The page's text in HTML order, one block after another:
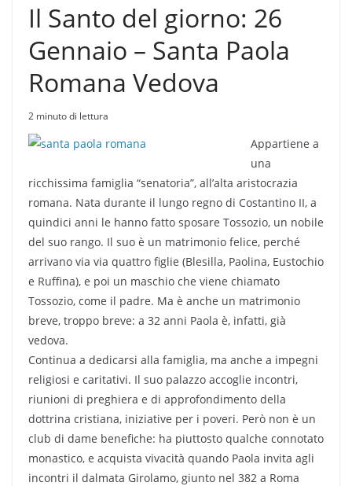
Il Santo del giorno: 26
Gennaio – Santa Paola
Romana Vedova
2 minuto di lettura
Appartiene a
una
ricchissima famiglia “senatoria”, all’alta aristocrazia
romana. Nata durante il lungo regno di Costantino II, a
quindici anni le hanno fatto sposare Tossozio, un nobile
del suo rango. Il suo è un matrimonio felice, perché
arrivano via via quattro figlie (Blesilla, Paolina, Eustochio
e Ruffina), e poi un maschio che viene chiamato
Tossozio, come il padre. Ma è anche un matrimonio
breve, troppo breve: a 32 anni Paola è, infatti, già
vedova.
Continua a dedicarsi alla famiglia, ma anche a impegni
religiosi e caritativi. Il suo palazzo accoglie incontri,
riunioni di preghiera e di approfondimento della
dottrina cristiana, iniziative per i poveri. Però non è un
club di dame benefiche: ha piuttosto qualche connotato
monastico, e acquista vivacità quando Paola invita agli
incontri il dalmata Girolamo, giunto nel 382 a Roma